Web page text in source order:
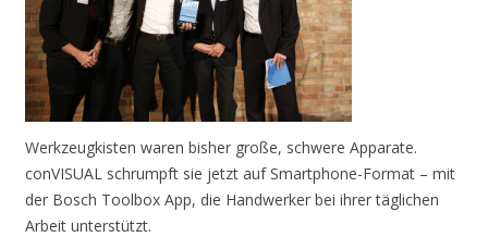
Werkzeugkisten waren bisher große, schwere Apparate.
conVISUAL schrumpft sie jetzt auf Smartphone-Format – mit
der Bosch Toolbox App, die Handwerker bei ihrer täglichen
Arbeit unterstützt.